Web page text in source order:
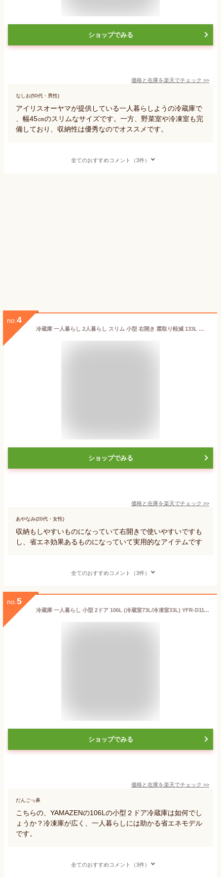
ショップでみる
価格と在庫を楽天でチェック >>
なしお(50代・男性)
アイリスオーヤマが提供している一人暮らしようの冷蔵庫で
、幅45㎝のスリムなサイズです。一方、野菜室や冷凍室も完
備しており、収納性は優秀なのでオススメです。
全てのおすすめコメント（3件）
no. 4
冷蔵庫 一人暮らし 2人暮らし スリム 小型 右開き 霜取り軽減 133L 冷凍 アイリスオーヤマ 送料無料 ノンフロン 2ドア 冷蔵 冷凍 直冷式 急速冷凍 ノンフロン 新生活 ひとり暮らし 省エネ 白 黒 IRSD-13A
ショップでみる
価格と在庫を楽天でチェック >>
あやなみ(20代・女性)
収納もしやすいものになっていて右開きで使いやすいですも
し、省エネ効果あるものになっていて実用的なアイテムです
全てのおすすめコメント（3件）
no. 5
冷蔵庫 一人暮らし 小型 2ドア 106L (冷蔵室73L/冷凍室33L) YFR-D111(W)/(B) 冷蔵 冷凍 冷凍庫 一人暮らし ひとり暮らし 小型 2ドア ンパクト 新生活 オフィス 独り メーカー保証1年 山善 YAMAZEN 【送料無料】
ショップでみる
価格と在庫を楽天でチェック >>
だんごっ鼻
こちらの、YAMAZENの106Lの小型２ドア冷蔵庫は如何でし
ょうか？冷凍庫が広く、一人暮らしには助かる省エネモデル
です。
全てのおすすめコメント（3件）